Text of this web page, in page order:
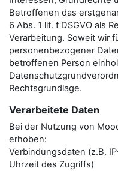
Betroffenen das
6 Abs. 1 lit. f DSGVO als
Verarbeitung. Soweit wir
personenbezogener
betroffenen Person
Rechtsgrundlage.
Verarbeitete Daten
Bei der Nutzung von
erhoben:
Verbindungsdaten (z.B.
Uhrzeit des Zugriffs)